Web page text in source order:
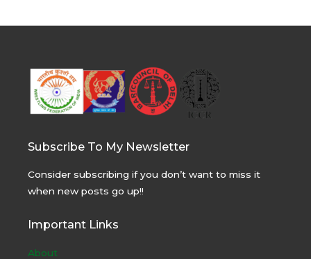
Subscribe To My Newsletter
Consider subscribing if you don’t want to miss it
when new posts go up!!
Important Links
About